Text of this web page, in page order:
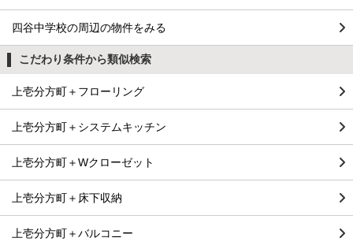
四谷中学校の周辺の物件をみる
こだわり条件から類似検索
上壱分方町＋フローリング
上壱分方町＋システムキッチン
上壱分方町＋Wクローゼット
上壱分方町＋床下収納
上壱分方町＋バルコニー